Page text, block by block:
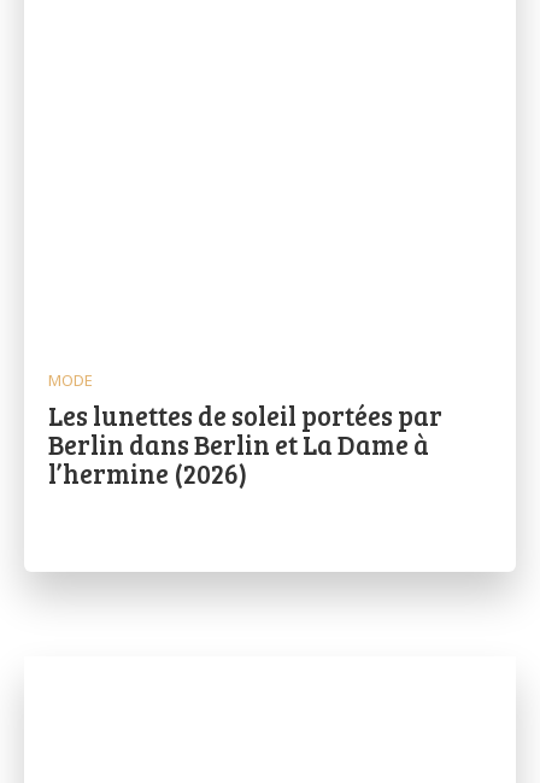
MODE
Les lunettes de soleil portées par
Berlin dans Berlin et La Dame à
l’hermine (2026)